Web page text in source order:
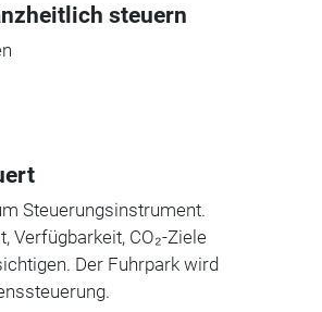
steuern
Steuerungsinstrument.
Verfügbarkeit, CO₂-Ziele
Der Fuhrpark wird